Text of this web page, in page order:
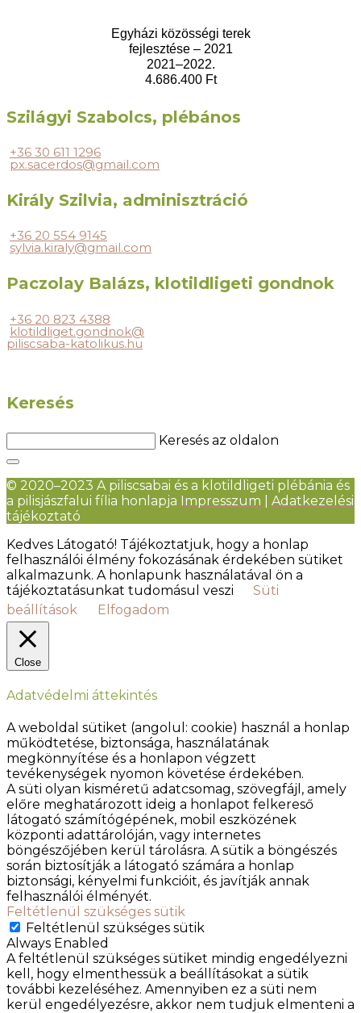
Egyházi közösségi terek
fejlesztése – 2021
2021–2022.
4.686.400 Ft
Szilágyi Szabolcs, plébános
+36 30 611 1296
px.sacerdos@gmail.com
Király Szilvia, adminisztráció
+36 20 554 9145
sylvia.kiraly@gmail.com
Paczolay Balázs, klotildligeti gondnok
+36 20 823 4388
klotildliget.gondnok@
piliscsaba-katolikus.hu
Keresés
Keresés az oldalon
© 2020–2023 A piliscsabai és a klotildligeti plébánia és
a pilisjászfalui fília honlapja Impresszum
Adatkezelési
tájékoztató
Kedves Látogató! Tájékoztatjuk, hogy a honlap
felhasználói élmény fokozásának érdekében sütiket
alkalmazunk. A honlapunk használatával ön a
tájékoztatásunkat tudomásul veszi
Süti
beállítások
Elfogadom
Close
Adatvédelmi áttekintés
A weboldal sütiket (angolul: cookie) használ a honlap
működtetése, biztonsága, használatának
megkönnyítése és a honlapon végzett
tevékenységek nyomon követése érdekében.
A süti olyan kisméretű adatcsomag, szövegfájl, amely
előre meghatározott ideig a honlapot felkereső
látogató számítógépének, mobil eszközének
központi adattárolóján, vagy internetes
böngészőjében kerül tárolásra. A sütik a böngészés
során biztosítják a látogató számára a honlap
biztonsági, kényelmi funkcióit, és javítják annak
felhasználói élményét.
Feltétlenül szükséges sütik
Feltétlenül szükséges sütik
Always Enabled
A feltétlenül szükséges sütiket mindig engedélyezni
kell, hogy elmenthessük a beállításokat a sütik
további kezeléséhez. Amennyiben ez a süti nem
kerül engedélyezésre, akkor nem tudjuk elmenteni a